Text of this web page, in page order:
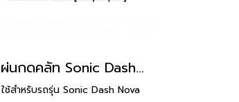
แผ่นกดคลัท Sonic Dash Nova แท้ศูนย์ ยี่ห้อ Honda
ใช้สำหรับรถรุ่น Sonic Dash Nova